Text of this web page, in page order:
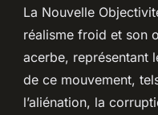
La Nouvelle
réalisme froid et son
acerbe, représentant
de ce mouvement,
l’aliénation, la